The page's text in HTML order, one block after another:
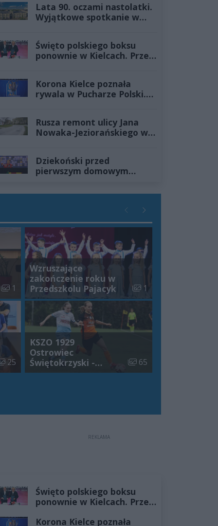
Lata 90. oczami nastolatki.
Wyjątkowe spotkanie w
Święto polskiego boksu
ponownie w Kielcach. Przed
Korona Kielce poznała
rywala w Pucharze Polski.
z Radomiakiem
Rusza remont ulicy Jana
Nowaka-Jeziorańskiego w
Dziekoński przed
pierwszym domowym
być otwarty mecz, ale
którym będzie dużo bramek
PoprzednieNastępne
Liczba zdjęć w galerii:
1
zdjęć w galerii:
25
Wzruszające
zakończenie roku w
Przedszkolu Pajacyk
Liczba zdjęć w galerii:
1
KSZO 1929
Ostrowiec
Świętokrzyski -
Beniaminek Krosno
Liczba zdjęć w galerii:
65
REKLAMA
Święto polskiego boksu
ponownie w Kielcach. Przed
Boksu
Korona Kielce poznała